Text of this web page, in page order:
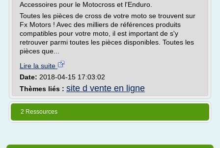
Accessoires pour le Motocross et l'Enduro.
Toutes les pièces de cross de votre moto se trouvent sur
Fx Motors ! Avec des milliers de références produits
compatibles pour votre moto, il est important de s'y
retrouver parmi toutes les pièces disponibles. Toutes les
pièces que...
Lire la suite
Date: 2018-04-15 17:03:02
Thèmes liés : site d vente en ligne
2 Ressources